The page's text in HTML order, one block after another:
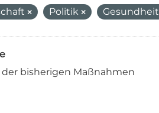
Politik Gesundheit
der bisherigen Maßnahmen